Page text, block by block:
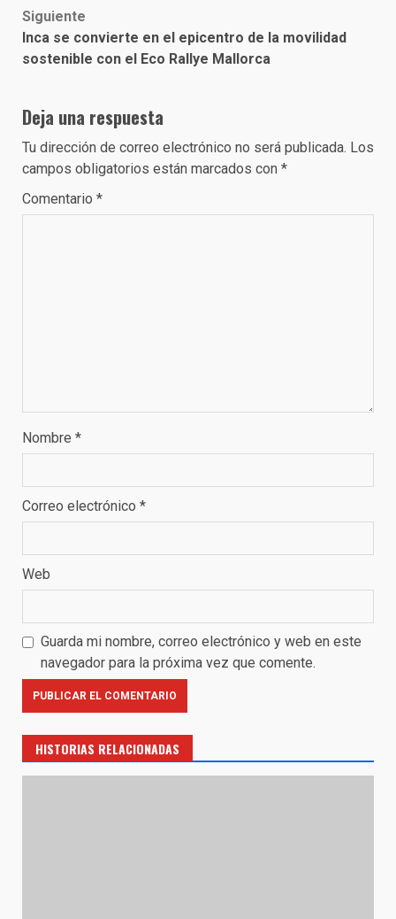
Siguiente
Inca se convierte en el epicentro de la movilidad
sostenible con el Eco Rallye Mallorca
Deja una respuesta
Tu dirección de correo electrónico no será publicada. Los
campos obligatorios están marcados con *
Comentario *
Nombre *
Correo electrónico *
Web
Guarda mi nombre, correo electrónico y web en este
navegador para la próxima vez que comente.
HISTORIAS RELACIONADAS